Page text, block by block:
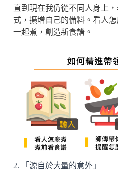
直到現在我仍從不同人身上
式，擴增自己的備料。看人
一起煮，創造新食譜。
2. 「源自於大量的意外」